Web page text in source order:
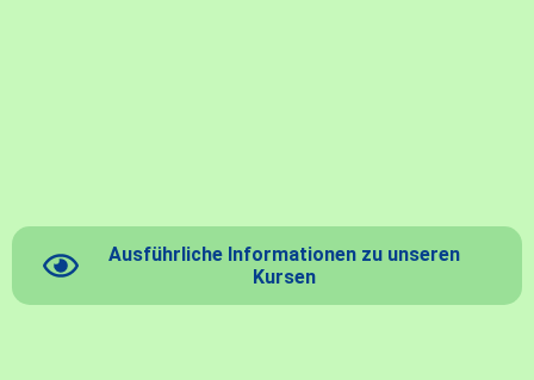
Ausführliche Informationen zu unseren
Kursen